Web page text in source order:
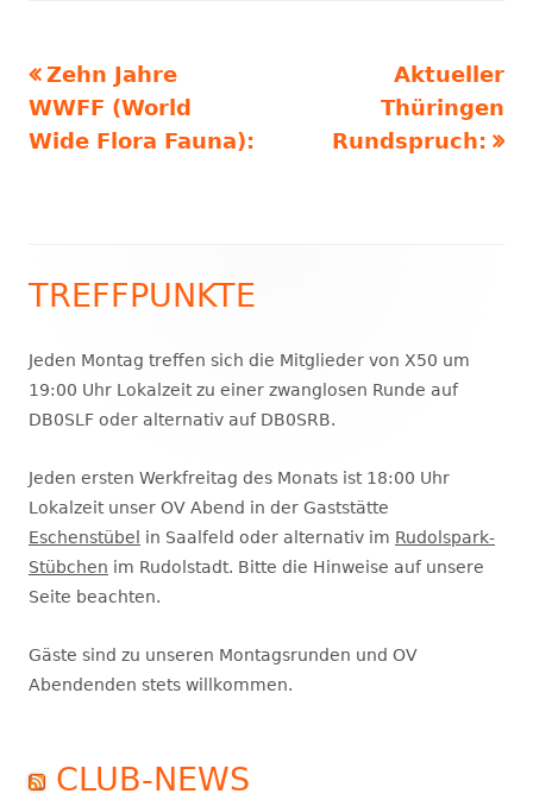
Beitragsnavigation
Vorheriger
Beitrag:
Zehn Jahre
WWFF (World
Wide Flora Fauna):
Nächster
Beitrag
Aktueller
Thüringen
Rundspruch:
Haupt-
Seitenleiste
TREFFPUNKTE
Jeden Montag treffen sich die Mitglieder von X50 um
19:00 Uhr Lokalzeit zu einer zwanglosen Runde auf
DB0SLF oder alternativ auf DB0SRB.
Jeden ersten Werkfreitag des Monats ist 18:00 Uhr
Lokalzeit unser OV Abend in der Gaststätte
Eschenstübel
in Saalfeld oder alternativ im Rudolspark-
Stübchen im Rudolstadt. Bitte die Hinweise auf unsere
Seite beachten.
Gäste sind zu unseren Montagsrunden und OV
Abendenden stets willkommen.
CLUB-NEWS